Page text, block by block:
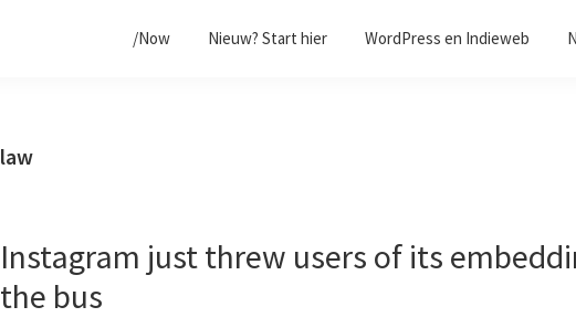
/Now Nieuw? Start hier WordPress en Indieweb
law
Instagram just threw users of its
the bus